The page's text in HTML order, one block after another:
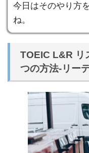
今日はそのやり方
ね。
TOEIC L&R リ
つの方法-リー